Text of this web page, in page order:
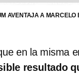
AVENTAJA A MARCELO
en la misma
resultado